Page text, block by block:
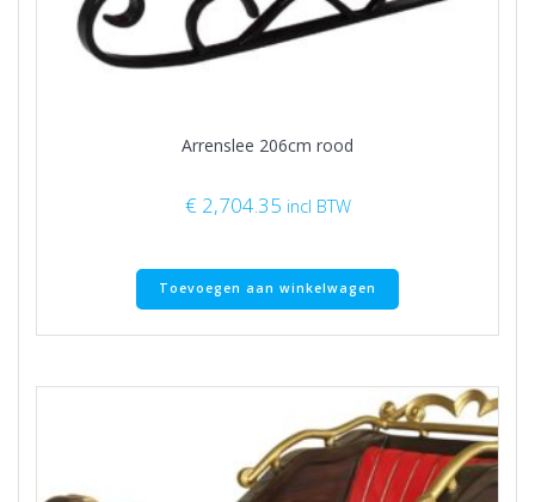
Arrenslee 206cm rood
€ 2,704.35 incl BTW
Toevoegen aan winkelwagen